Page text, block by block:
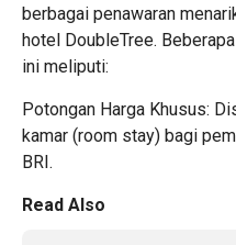
berbagai penawaran
hotel DoubleTree.
ini meliputi:
Potongan Harga Khusus:
kamar (room stay) bagi
BRI.
Read Also